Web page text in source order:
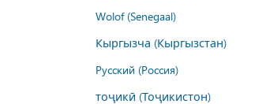
Wolof (Senegaal)
Кыргызча (Кыргызстан)
Русский (Россия)
тоҷикӣ (Тоҷикистон)